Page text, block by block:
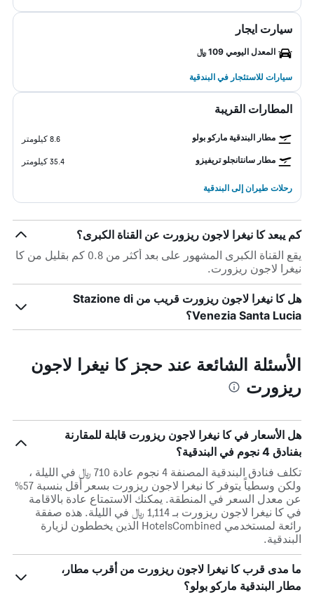
سيارت ايجار
المعدل اليومي 109 ﷼
سيارات للاستئجار في البندقية
المطارات القريبة
مطار البندقية ماركو بولو
8.6 كيلومتر
مطار سانتانجلو تريفيزو
35.4 كيلومتر
رحلات طيران إلى البندقية
كم يبعد كا نيغرا لاجون ريزورت عن القناة الكبرى؟
يقع القناة الكبرى المشهور على بعد أكثر من 0.8 كم بقليل من كا
نيغرا لاجون ريزورت.
هل كا نيغرا لاجون ريزورت قريب من Stazione di
Venezia Santa Lucia؟
الأسئلة الشائعة عند حجز كا نيغرا لاجون
ريزورت
هل الأسعار في كا نيغرا لاجون ريزورت قابلة للمقارنة
بفنادق 4 نجوم في البندقية؟
تكلف فنادق البندقية المصنفة 4 نجوم عادة 710 ﷼ في الليلة ،
ولكن وسطياً يتوفر كا نيغرا لاجون ريزورت بسعر أقل بنسبة 57%
عن معدل السعر في المنطقة. يمكنك الاستمتاع عادة بالاقامة
في كا نيغرا لاجون ريزورت بـ 1,114 ﷼ في الليلة. هذه صفقة
رائعة لمستخدمي HotelsCombined الذين يخططون لزيارة
البندقية.
ما مدى قرب كا نيغرا لاجون ريزورت من أقرب مطار،
مطار البندقية ماركو بولو؟